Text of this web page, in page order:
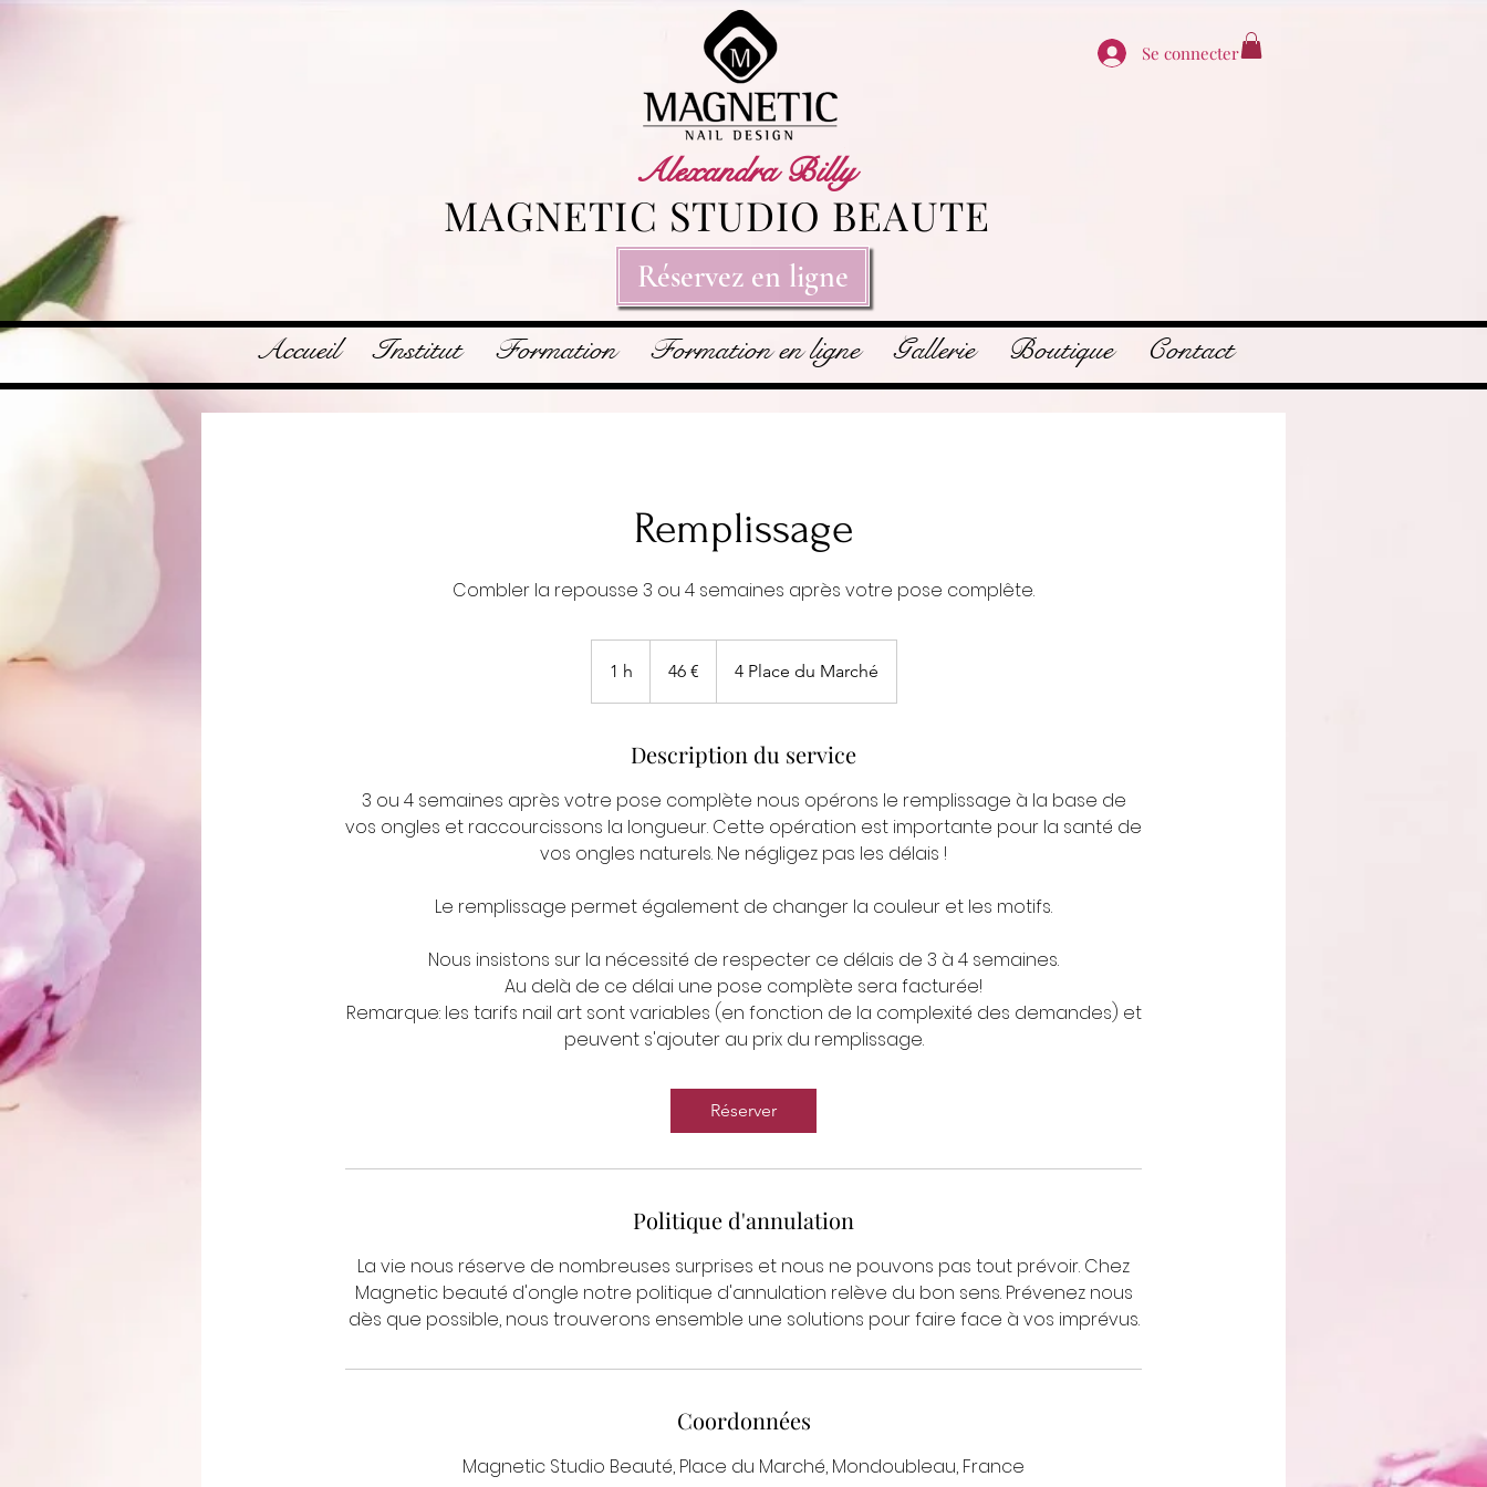
Se connecter
Alexandra Billy
MAGNETIC STUDIO BEAUTE
Réservez en ligne
Accueil Institut Formation Formation en ligne Gallerie Boutique Contact
Remplissage
Combler la repousse 3 ou 4 semaines après votre pose complête.
1 h 46 € 4 Place du Marché
Description du service
3 ou 4 semaines après votre pose complète nous opérons le remplissage à la base de
vos ongles et raccourcissons la longueur. Cette opération est importante pour la santé de
vos ongles naturels. Ne négligez pas les délais !
Le remplissage permet également de changer la couleur et les motifs.
Nous insistons sur la nécessité de respecter ce délais de 3 à 4 semaines.
Au delà de ce délai une pose complète sera facturée!
Remarque: les tarifs nail art sont variables (en fonction de la complexité des demandes) et
peuvent s'ajouter au prix du remplissage.
Réserver
Politique d'annulation
La vie nous réserve de nombreuses surprises et nous ne pouvons pas tout prévoir. Chez
Magnetic beauté d'ongle notre politique d'annulation relève du bon sens. Prévenez nous
dès que possible, nous trouverons ensemble une solutions pour faire face à vos imprévus.
Coordonnées
Magnetic Studio Beauté, Place du Marché, Mondoubleau, France